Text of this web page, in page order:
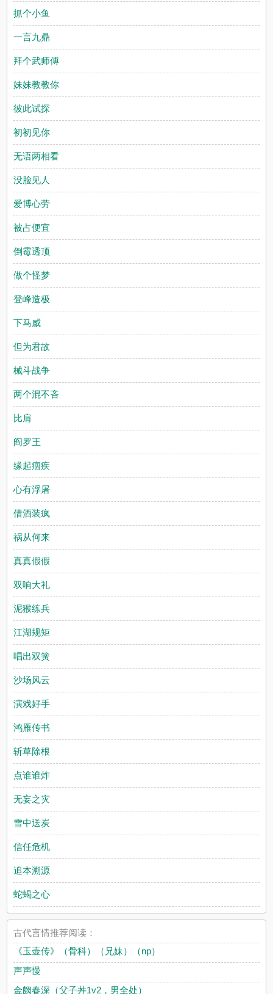
抓个小鱼
一言九鼎
拜个武师傅
妹妹教教你
彼此试探
初初见你
无语两相看
没脸见人
爱博心劳
被占便宜
倒霉透顶
做个怪梦
登峰造极
下马威
但为君故
械斗战争
两个混不吝
比肩
阎罗王
缘起痼疾
心有浮屠
借酒装疯
祸从何来
真真假假
双响大礼
泥猴练兵
江湖规矩
唱出双簧
沙场风云
演戏好手
鸿雁传书
斩草除根
点谁谁炸
无妄之灾
雪中送炭
信任危机
追本溯源
蛇蝎之心
古代言情推荐阅读：
《玉壶传》（骨科）（兄妹）（np）
声声慢
金阙春深（父子丼1v2，男全处）